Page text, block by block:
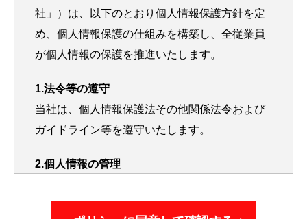
社」）は、以下のとおり個人情報保護方針を定
め、個人情報保護の仕組みを構築し、全従業員
が個人情報の保護を推進いたします。
1.法令等の遵守
当社は、個人情報保護法その他関係法令および
ガイドライン等を遵守いたします。
2.個人情報の管理
態に保ち、個人情報へのセキュリティシステム